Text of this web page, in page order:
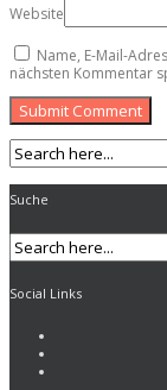
Website
Name, E-Mail-
nächsten Kommentar
Submit Comment
Suche
Social Links